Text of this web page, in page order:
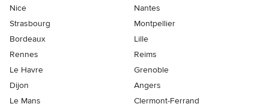
Nice
Nantes
Strasbourg
Montpellier
Bordeaux
Lille
Rennes
Reims
Le Havre
Grenoble
Dijon
Angers
Le Mans
Clermont-Ferrand